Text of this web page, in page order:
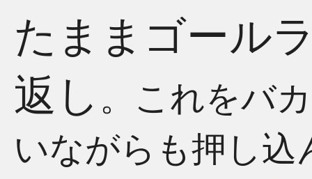
たままゴール
返し 。これをバ
いながらも押し込